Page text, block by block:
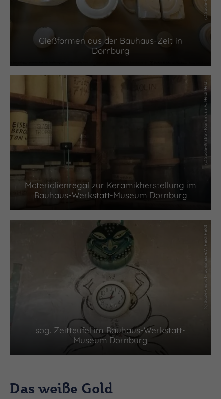
Gießformen aus der Bauhaus-Zeit in
Dornburg
(c) Saale-Unstrut-Tourismus e.V., Heidi Heldt
Materialienregal zur Keramikherstellung im
Bauhaus-Werkstatt-Museum Dornburg
(c) Saale-Unstrut-Tourismus e.V., Heidi Heldt
sog. Zeitteufel im Bauhaus-Werkstatt-
Museum Dornburg
Das weiße Gold